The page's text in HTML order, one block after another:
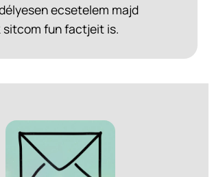
ecsetelem majd
sitcom fun factjeit is.